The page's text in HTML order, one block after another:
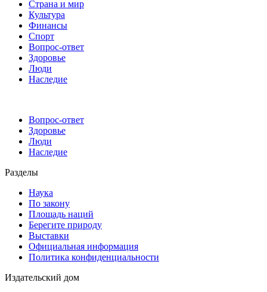
Страна и мир
Культура
Финансы
Спорт
Вопрос-ответ
Здоровье
Люди
Наследие
Вопрос-ответ
Здоровье
Люди
Наследие
Разделы
Наука
По закону
Площадь наций
Берегите природу
Выставки
Официальная информация
Политика конфиденциальности
Издательский дом